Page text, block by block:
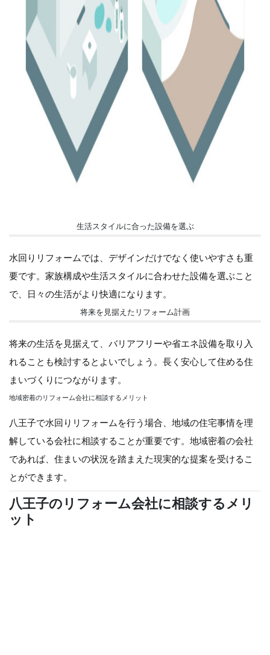
生活スタイルに合った設備を選ぶ
水回りリフォームでは、デザインだけでなく使いやすさも重
要です。家族構成や生活スタイルに合わせた設備を選ぶこと
で、日々の生活がより快適になります。
将来を見据えたリフォーム計画
将来の生活を見据えて、バリアフリーや省エネ設備を取り入
れることも検討するとよいでしょう。長く安心して住める住
まいづくりにつながります。
地域密着のリフォーム会社に相談するメリット
八王子で水回りリフォームを行う場合、地域の住宅事情を理
解している会社に相談することが重要です。地域密着の会社
であれば、住まいの状況を踏まえた現実的な提案を受けるこ
とができます。
八王子のリフォーム会社に相談するメリ
ット